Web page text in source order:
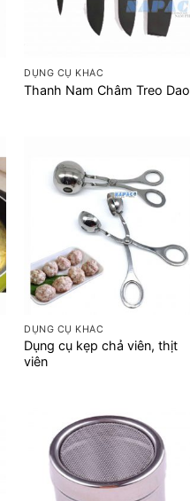
DỤNG CỤ KHÁC
Thanh Nam Châm Treo Dao
+
DỤNG CỤ KHÁC
Dụng cụ kẹp chả viên, thịt
viên